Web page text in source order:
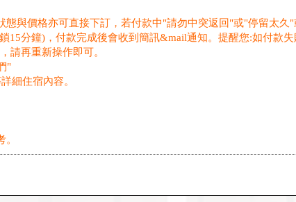
態與價格亦可直接下訂，若付款中"請勿中突返回"或"停留太久
15分鐘)，付款完成後會收到簡訊&mail通知。提醒您:如付款
請再重新操作即可。
"
細住宿內容。